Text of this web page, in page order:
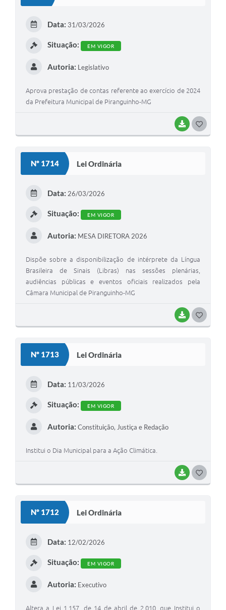
BAIXAR
Data: 31/03/2026
Situação: EM VIGOR
Autoria: Legislativo
Aprova prestação de contas referente ao exercício de 2024
da Prefeitura Municipal de Piranguinho-MG
Nº 1714 Lei Ordinária
BAIXAR
Data: 26/03/2026
Situação: EM VIGOR
Autoria: MESA DIRETORA 2026
Dispõe sobre a disponibilização de intérprete da Língua
Brasileira de Sinais (Libras) nas sessões plenárias,
audiências públicas e eventos oficiais realizados pela
Câmara Municipal de Piranguinho-MG
Nº 1713 Lei Ordinária
BAIXAR
Data: 11/03/2026
Situação: EM VIGOR
Autoria: Constituição, Justiça e Redação
Institui o Dia Municipal para a Ação Climática.
Nº 1712 Lei Ordinária
Data: 12/02/2026
Situação: EM VIGOR
Autoria: Executivo
Altera a Lei 1.157, de 14 de abril de 2.010, que Institui o